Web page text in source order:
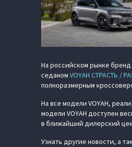
На российском рынке
седаном VOYAH СТРАСТЬ /
полноразмерным
На все модели VOYAH,
модели VOYAH доступен
в ближайший дилерский
Узнать другие новости, а